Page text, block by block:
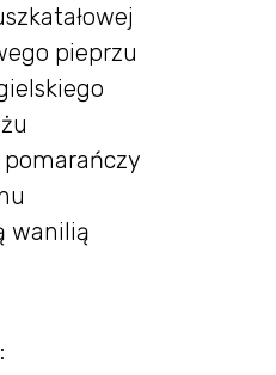
pieprzu
pomarańczy
wanilią